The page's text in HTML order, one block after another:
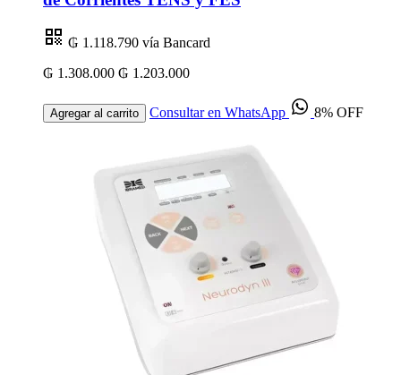
₲ 1.118.790 vía Bancard
₲ 1.308.000 ₲ 1.203.000
Agregar al carrito Consultar en WhatsApp 8% OFF